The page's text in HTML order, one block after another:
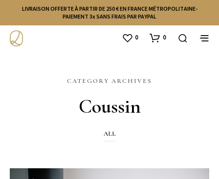
LIVRAISON OFFERTE À PARTIR DE 250 € EN FRANCE MÉTROPOLITAINE-
PAIEMENT 3x SANS FRAIS PAR PAYPAL
0 0
CATEGORY ARCHIVES
Coussin
ALL